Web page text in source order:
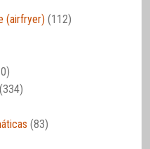
(airfryer) (112)
(334)
(83)